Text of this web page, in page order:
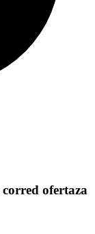
corred ofertaza